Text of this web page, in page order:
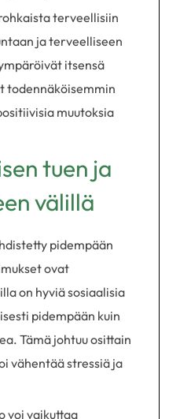
terveellisiin
ja terveelliseen
itsensä
todennäköisemmin
muutoksia
tuen ja
välillä
pidempään
ovat
on hyviä sosiaalisia
pidempään kuin
Tämä johtuu osittain
vähentää stressiä ja
voi vaikuttaa